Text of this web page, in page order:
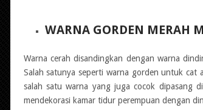
WARNA GORDEN MERAH
Warna cerah disandingkan dengan warna
Salah satunya seperti warna gorden untuk cat
salah satu warna yang juga cocok dipasang
mendekorasi kamar tidur perempuan dengan